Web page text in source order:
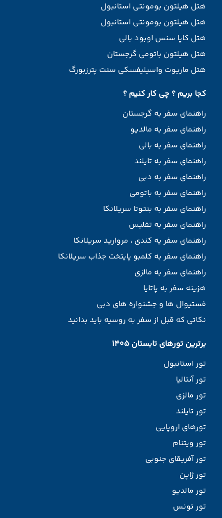
هتل هیلتون بومونتی استانبول
هتل هیلتون بومونتی استانبول
هتل کاپا سنس اوبود بالی
هتل هیلتون باتومی گرجستان
هتل ماریوت واسیلیفسکی سنت پترزبورگ
کجا بریم ؟ چی کار کنیم ؟
راهنمای سفر به گرجستان
راهنمای سفر به مالدیو
راهنمای سفر به بالی
راهنمای سفر به تایلند
راهنمای سفر به دبی
راهنمای سفر به باتومی
راهنمای سفر به بنتوتا سریلانکا
راهنمای سفر به تفلیس
راهنمای سفر یه کندی ، مروارید سریلانکا
راهنمای سفر به کلمبو پایتخت جذاب سریلانکا
راهنمای سفر به مالزی
هزینه سفر به پاتایا
فستیوال ها و جشنواره های دبی
نکاتی که قبل از سفر به روسیه باید بدانید
برترین تورهای تابستان 1405
تور استانبول
تور آنتالیا
تور مالزی
تور تایلند
تورهای اروپایی
تور ویتنام
تور آفریقای جنوبی
تور ژاپن
تور مالدیو
تور تونس